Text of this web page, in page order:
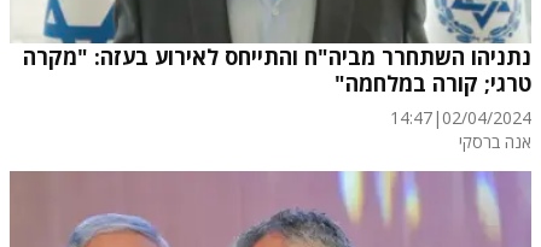
נתניהו השתחרר מביה"ח והתייחס לאירוע בעזה: "מקרה
טרגי; קורה במלחמה"
02/04/2024
|
14:47
אנה ברסקי